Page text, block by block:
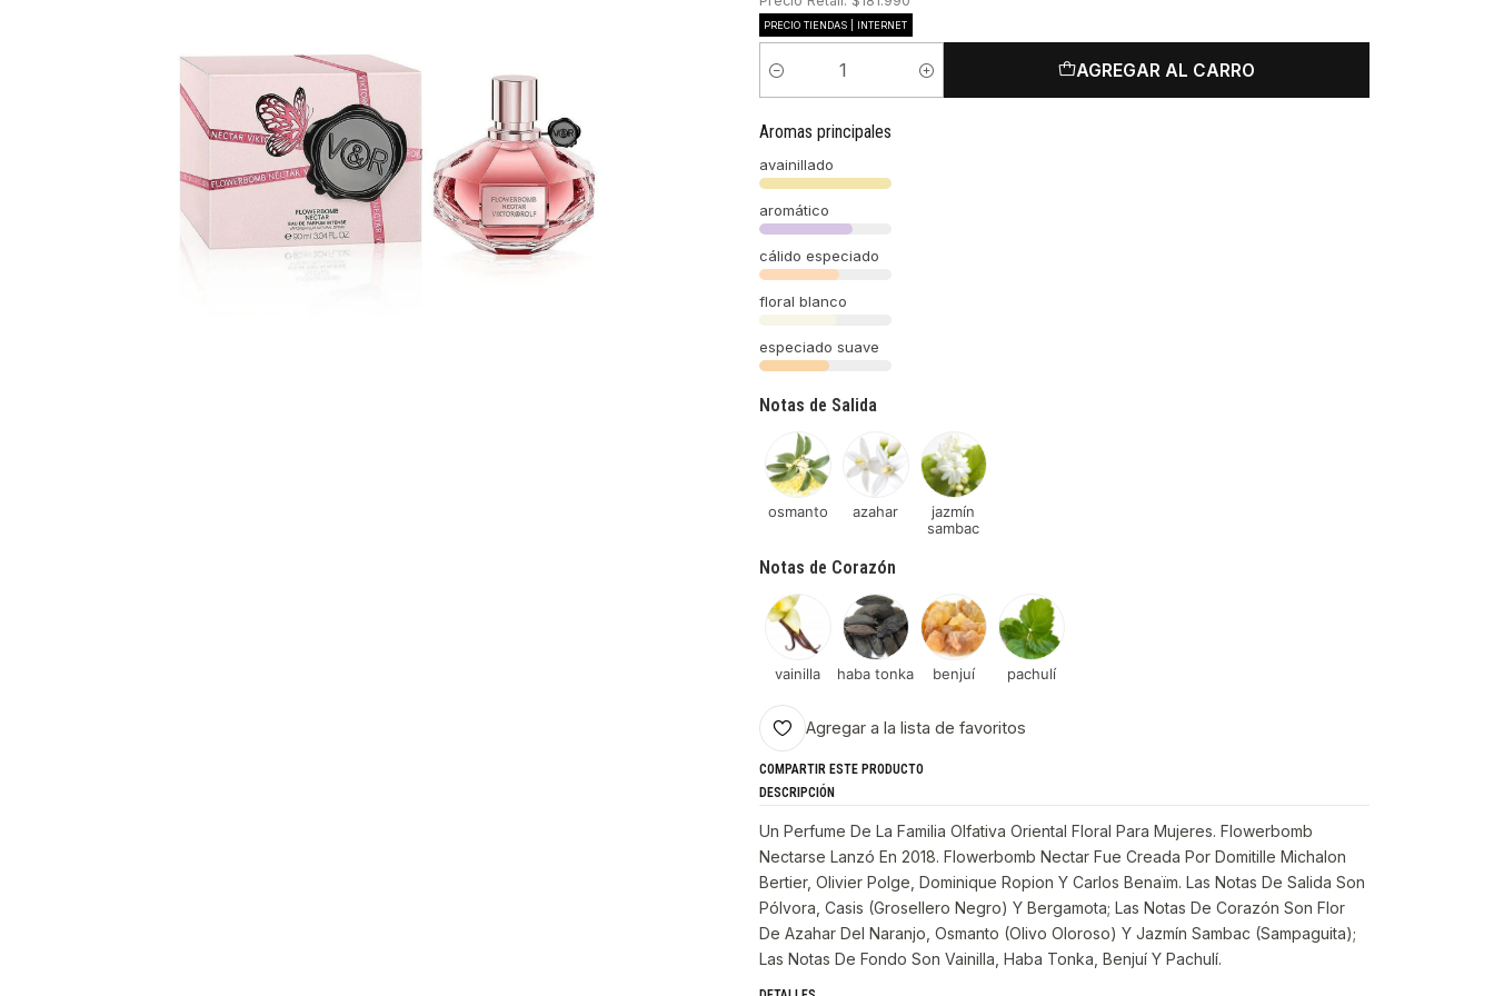
PRECIO TIENDAS | INTERNET
Cantidad
AGREGAR AL CARRO
Aromas principales
avainillado
aromático
cálido especiado
floral blanco
especiado suave
Notas de Salida
osmanto azahar
jazmín
sambac
Notas de Corazón
vainilla haba tonka benjuí pachulí
Agregar a la lista de favoritos
COMPARTIR ESTE PRODUCTO
DESCRIPCIÓN
Un Perfume De La Familia Olfativa Oriental Floral Para Mujeres. Flowerbomb
Nectarse Lanzó En 2018. Flowerbomb Nectar Fue Creada Por Domitille Michalon
Bertier, Olivier Polge, Dominique Ropion Y Carlos Benaïm. Las Notas De Salida Son
Pólvora, Casis (Grosellero Negro) Y Bergamota; Las Notas De Corazón Son Flor
De Azahar Del Naranjo, Osmanto (Olivo Oloroso) Y Jazmín Sambac (Sampaguita);
Las Notas De Fondo Son Vainilla, Haba Tonka, Benjuí Y Pachulí.